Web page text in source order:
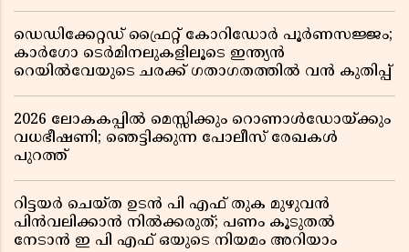
ഡെഡിക്കേറ്റഡ് ഫ്രൈറ്റ് കോറിഡോർ പൂർണസജ്ജം;
കാർഗോ ടെർമിനലുകളിലൂടെ ഇന്ത്യൻ
റെയിൽവേയുടെ ചരക്ക് ഗതാഗതത്തിൽ വൻ കുതിപ്പ്
2026 ലോകകപ്പിൽ മെസ്സിക്കും റൊണാൾഡോയ്ക്കും
വധഭീഷണി; ഞെട്ടിക്കുന്ന പോലീസ് രേഖകൾ
പുറത്ത്
റിട്ടയർ ചെയ്ത ഉടൻ പി എഫ് തുക മുഴുവൻ
പിൻവലിക്കാൻ നിൽക്കരുത്; പണം കൂടുതൽ
നേടാൻ ഇ പി എഫ് ഒയുടെ നിയമം അറിയാം